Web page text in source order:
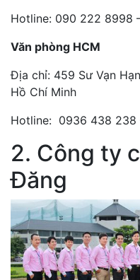
Hotline: 090 222 8998
Văn phòng HCM
Địa chỉ: 459 Sư Vạn
Hồ Chí Minh
Hotline: 0936 438 238
2. Công ty
Đăng